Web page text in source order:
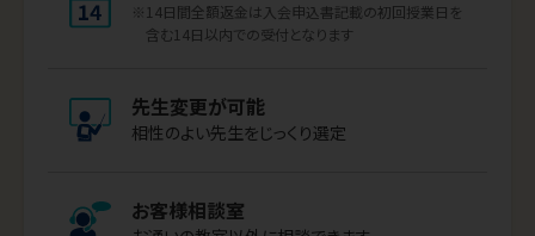
※14日間全額返金は入会申込書記載の初回授業日を
含む14日以内での受付となります
先生変更が可能
相性のよい先生をじっくり選定
お客様相談室